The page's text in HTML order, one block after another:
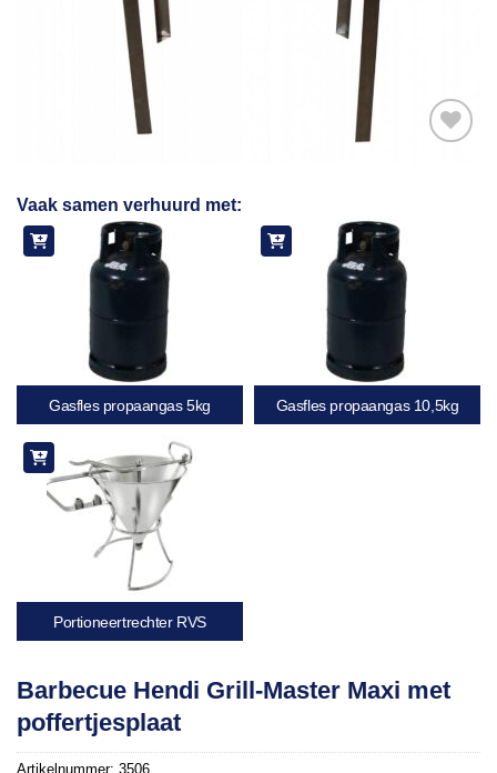
verlanglijst
Vaak samen verhuurd met:
Gasfles propaangas 5kg Gasfles propaangas 10,5kg
Portioneertrechter RVS
Barbecue Hendi Grill-Master Maxi met
poffertjesplaat
Artikelnummer: 3506